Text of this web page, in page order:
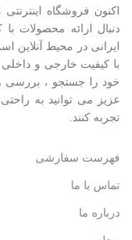
اکنون فروشگاه
دنبال ارائه محصولات
ايرانی در محيط آنلاين
با کيفيت خارجی و
خود را جستجو ، بررسی و
عزیز می توانيد به
تجربه کنند.
فهرست سفارشی
تماس با ما
درباره ما